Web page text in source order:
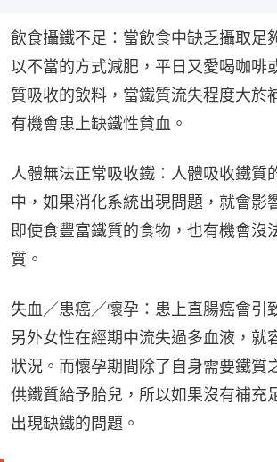
飲食攝鐵不足：當飲食中缺乏攝取足
以不當的方式減肥，平日又愛喝咖啡
質吸收的飲料，當鐵質流失程度大於
有機會患上缺鐵性貧血。
人體無法正常吸收鐵：人體吸收鐵質
中，如果消化系統出現問題，就會影
即使食豐富鐵質的食物，也有機會沒
質。
失血／患癌／懷孕：患上直腸癌會引
另外女性在經期中流失過多血液，就
狀況。而懷孕期間除了自身需要鐵質
供鐵質給予胎兒，所以如果沒有補充
出現缺鐵的問題。